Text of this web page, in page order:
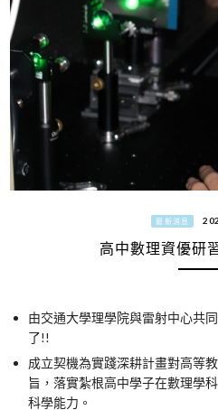
最新消息
高中數理資優研
由交通大學理學院與雷射中心共
了!!
成立契機為實踐深耕計畫對高等
旨，落實紮根高中學子在數理學
科學能力。